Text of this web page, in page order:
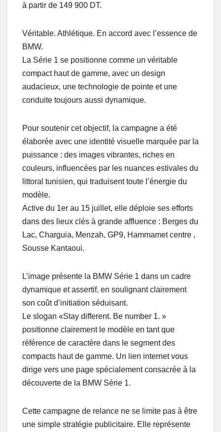
à partir de 149 900 DT.
Véritable. Athlétique. En accord avec l’essence de
BMW.
La Série 1 se positionne comme un véritable
compact haut de gamme, avec un design
audacieux, une technologie de pointe et une
conduite toujours aussi dynamique.
Pour soutenir cet objectif, la campagne a été
élaborée avec une identité visuelle marquée par la
puissance : des images vibrantes, riches en
couleurs, influencées par les nuances estivales du
littoral tunisien, qui traduisent toute l’énergie du
modèle.
Active du 1er au 15 juillet, elle déploie ses efforts
dans des lieux clés à grande affluence : Berges du
Lac, Charguia, Menzah, GP9, Hammamet centre ,
Sousse Kantaoui.
L’image présente la BMW Série 1 dans un cadre
dynamique et assertif, en soulignant clairement
son coût d’initiation séduisant.
Le slogan «Stay different. Be number 1. »
positionne clairement le modèle en tant que
référence de caractère dans le segment des
compacts haut de gamme. Un lien internet vous
dirige vers une page spécialement consacrée à la
découverte de la BMW Série 1.
Cette campagne de relance ne se limite pas à être
une simple stratégie publicitaire. Elle représente